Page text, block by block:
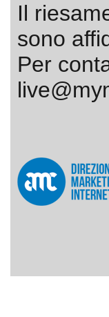
Il
sono
Per